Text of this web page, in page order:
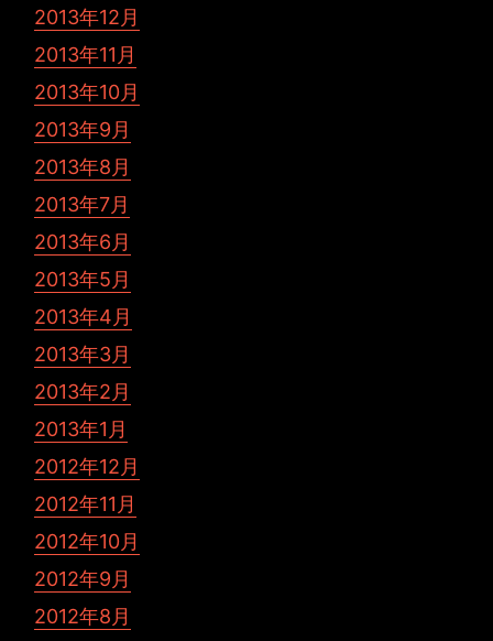
2013年12月
2013年11月
2013年10月
2013年9月
2013年8月
2013年7月
2013年6月
2013年5月
2013年4月
2013年3月
2013年2月
2013年1月
2012年12月
2012年11月
2012年10月
2012年9月
2012年8月